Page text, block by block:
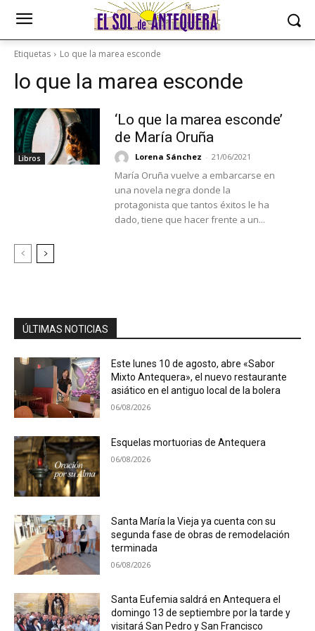
Etiquetas Lo que la marea esconde
lo que la marea esconde
Libros
‘Lo que la marea esconde’
de María Oruña
Lorena Sánchez - 21/06/2021
María Oruña vuelve a embarcarse en
una novela negra donde la
protagonista que tantos éxitos le ha
dado, tiene que hacer frente a un...
ÚLTIMAS NOTICIAS
Este lunes 10 de agosto, abre «Sabor
Mixto Antequera», el nuevo restaurante
asiático en el antiguo local de la bolera
06/08/2026
Esquelas mortuorias de Antequera
06/08/2026
Santa María la Vieja ya cuenta con su
segunda fase de obras de remodelación
terminada
06/08/2026
Santa Eufemia saldrá en Antequera el
domingo 13 de septiembre por la tarde y
visitará San Pedro y San Francisco